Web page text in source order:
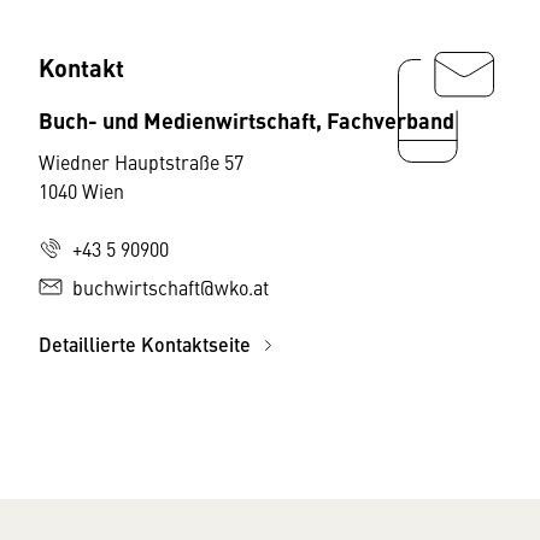
Kontakt
Buch- und Medienwirtschaft, Fachverband
Wiedner Hauptstraße 57
1040 Wien
+43 5 90900
buchwirtschaft@wko.at
Detaillierte Kontaktseite